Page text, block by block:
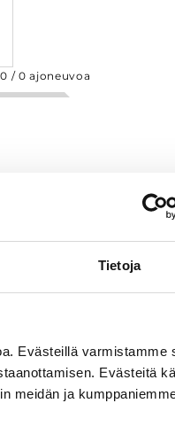
Tietoja
Evästeillä varmistamme
Evästeitä
meidän ja
0 /0 ajoneuvoa